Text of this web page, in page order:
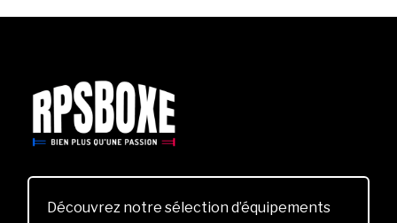
Découvrez notre sélection d’équipements